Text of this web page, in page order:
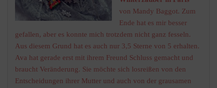
von Mandy Baggot. Zum
Ende hat es mir besser
gefallen, aber es konnte mich trotzdem nicht ganz fesseln.
Aus diesem Grund hat es auch nur 3,5 Sterne von 5 erhalten.
Ava hat gerade erst mit ihrem Freund Schluss gemacht und
braucht Veränderung. Sie möchte sich losreißen von den
Entscheidungen ihrer Mutter und auch von der grausamen